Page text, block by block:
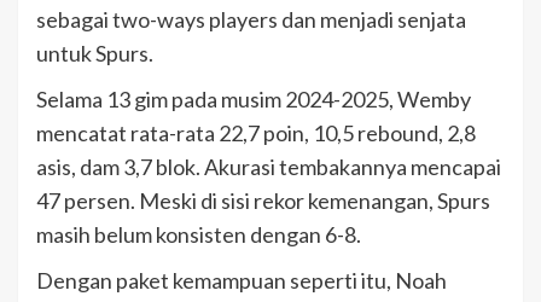
sebagai two-ways players dan menjadi senjata
untuk Spurs.
Selama 13 gim pada musim 2024-2025, Wemby
mencatat rata-rata 22,7 poin, 10,5 rebound, 2,8
asis, dam 3,7 blok. Akurasi tembakannya mencapai
47 persen. Meski di sisi rekor kemenangan, Spurs
masih belum konsisten dengan 6-8.
Dengan paket kemampuan seperti itu, Noah